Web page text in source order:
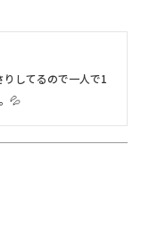
りしてるので一人で1
💦